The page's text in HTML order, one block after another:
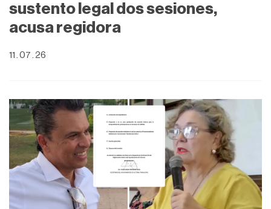
sustento legal dos sesiones,
acusa regidora
11 . 07 . 26